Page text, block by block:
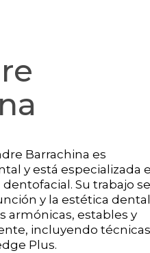
Barrachina es
y está especializada
Su trabajo se
y la estética dental
armónicas, estables y
incluyendo técnicas
Plus.